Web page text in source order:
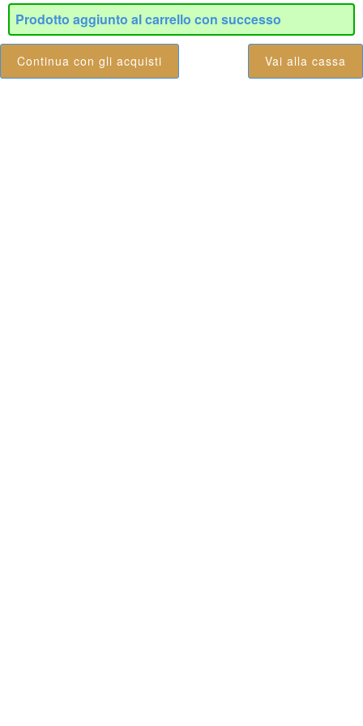
Prodotto aggiunto al carrello con successo
Continua con gli acquisti Vai alla cassa